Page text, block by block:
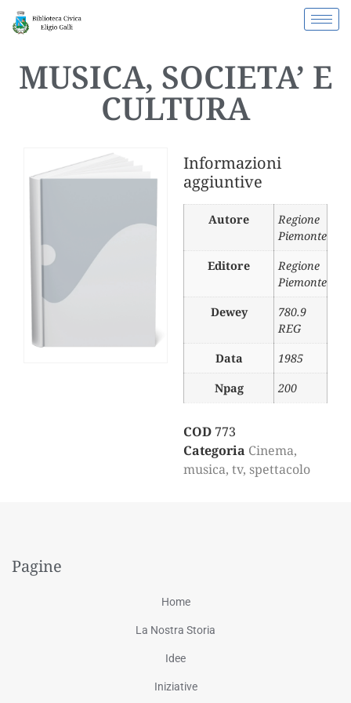
MUSICA, SOCIETA’ E
CULTURA
Informazioni
aggiuntive
Autore
Regione
Piemonte
Editore
Regione
Piemonte
Dewey
780.9
REG
Data
1985
Npag
200
COD 773
Categoria Cinema,
musica, tv, spettacolo
Pagine
Home
La Nostra Storia
Idee
Iniziative